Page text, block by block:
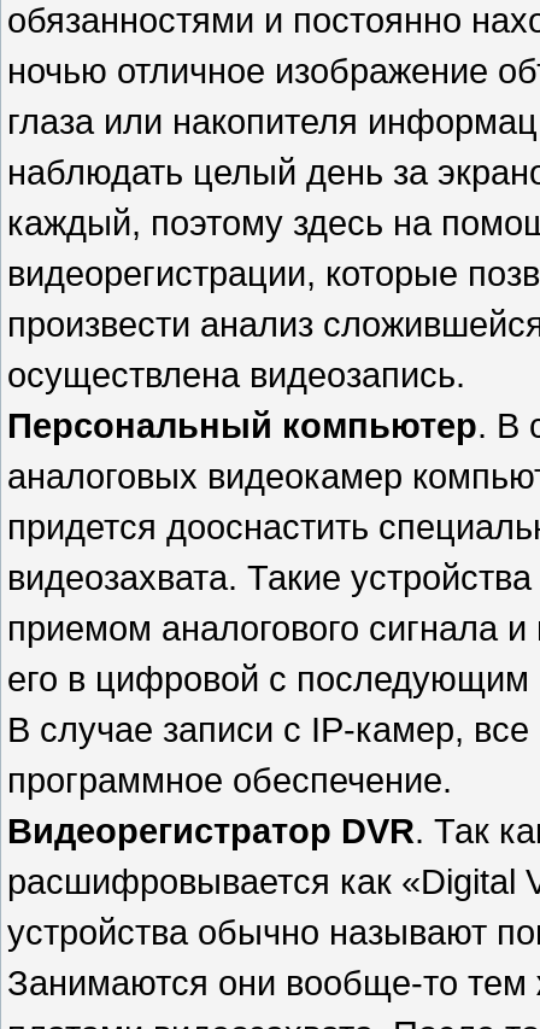
обязанностями и постоянно
ночью отличное изображение
глаза или накопителя
наблюдать целый день за
каждый, поэтому здесь на
видеорегистрации, которые
произвести анализ
осуществлена видеозапись.
Персональный компьютер. В
аналоговых видеокамер
придется дооснастить
видеозахвата. Такие
приемом аналогового сигнала
его в цифровой с последующим
В случае записи с IP-камер,
программное обеспечение.
Видеорегистратор DVR. Так
расшифровывается как «Digital
устройства обычно называют
Занимаются они вообще-то